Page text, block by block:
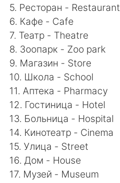
5. Ресторан - Restaurant
6. Кафе - Cafe
7. Театр - Theatre
8. Зоопарк - Zoo park
9. Магазин - Store
10. Школа - School
11. Аптека - Pharmacy
12. Гостиница - Hotel
13. Больница - Hospital
14. Кинотеатр - Cinema
15. Улица - Street
16. Дом - House
17. Музей - Museum